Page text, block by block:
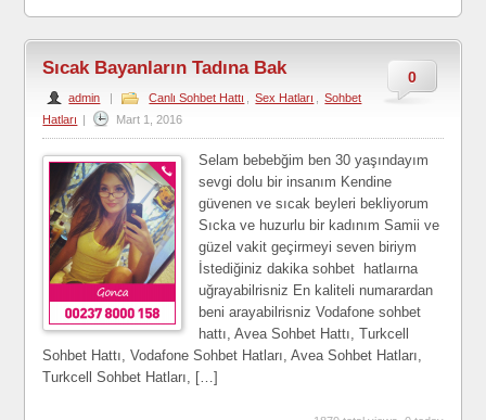
0
Sıcak Bayanların Tadına Bak
admin | Canlı Sohbet Hattı Sex Hatları
Sohbet
Hatları | Mart 1, 2016
Selam bebebğim ben 30 yaşındayım
sevgi dolu bir insanım Kendine
güvenen ve sıcak beyleri bekliyorum
Sıcka ve huzurlu bir kadınım Samii ve
güzel vakit geçirmeyi seven biriym
İstediğiniz dakika sohbet hatlaırna
uğrayabilrisniz En kaliteli numarardan
beni arayabilrisniz Vodafone sohbet
hattı, Avea Sohbet Hattı, Turkcell
Sohbet Hattı, Vodafone Sohbet Hatları, Avea Sohbet Hatları,
Turkcell Sohbet Hatları, […]